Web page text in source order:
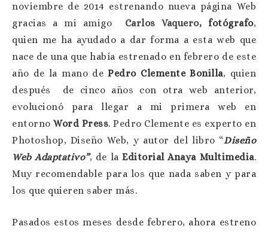
noviembre de 2014 estrenando nueva página Web
gracias a mi amigo Carlos Vaquero, fotógrafo,
quien me ha ayudado a dar forma a esta web que
nace de una que había estrenado en febrero de este
año de la mano dePedro Clemente Bonilla, quien
después de cinco años con otra web anterior,
evolucionó para llegar a mi primera web en
entorno Word Press. Pedro Clemente es experto en
Photoshop, Diseño Web, y autor del libro “Diseño
Web Adaptativo”, de laEditorial Anaya Multimedia.
Muy recomendable para los que nada saben y para
los que quieren saber más.
Pasados estos meses desde febrero, ahora estreno